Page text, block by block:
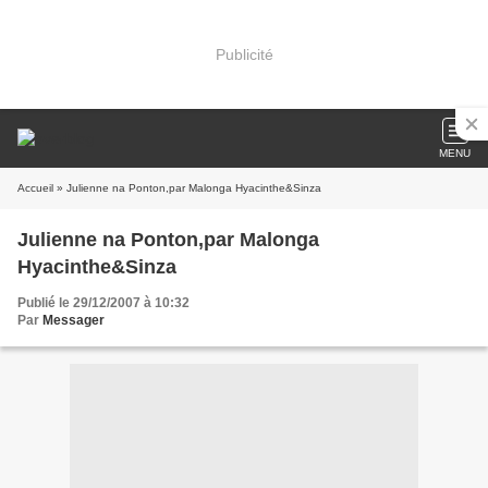
Publicité
MENU
Accueil » Julienne na Ponton,par Malonga Hyacinthe&Sinza
Julienne na Ponton,par Malonga
Hyacinthe&Sinza
Publié le 29/12/2007 à 10:32
Par Messager